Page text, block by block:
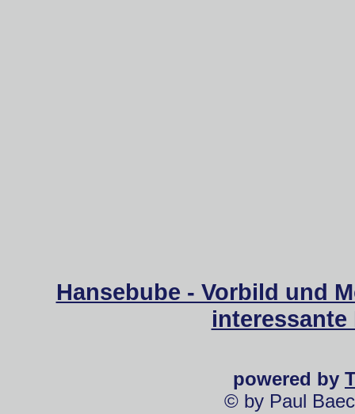
Hansebube - Vorbild und
powered by
© by Paul